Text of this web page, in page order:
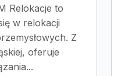
Relokacje to
w relokacji
Z
oferuje